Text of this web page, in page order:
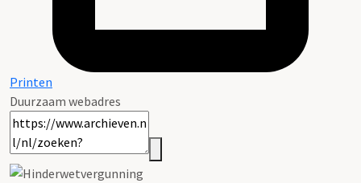
Printen
Duurzaam webadres